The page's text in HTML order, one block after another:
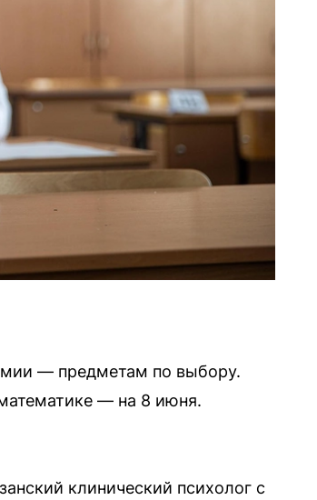
— предметам по выбору.
— на 8 июня.
клинический психолог с